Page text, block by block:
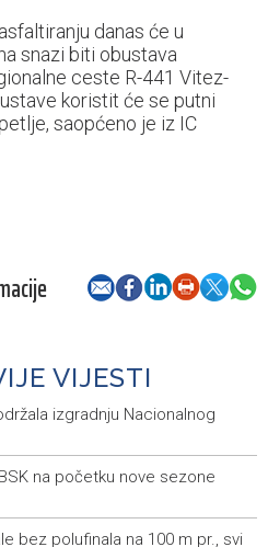
danas će u
snazi biti obustava
ceste R-441 Vitez-
koristit će se putni
saopćeno je iz IC
VIJESTI
izgradnju Nacionalnog
na početku nove sezone
bez polufinala na 100 m pr., svi